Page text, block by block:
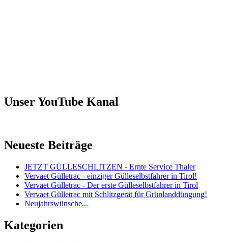
Unser YouTube Kanal
Neueste Beiträge
JETZT GÜLLESCHLITZEN - Ernte Service Thaler
Vervaet Gülletrac - einziger Gülleselbstfahrer in Tirol!
Vervaet Gülletrac - Der erste Gülleselbstfahrer in Tirol
Vervaet Gülletrac mit Schlitzgerät für Grünlanddüngung!
Neujahrswünsche...
Kategorien